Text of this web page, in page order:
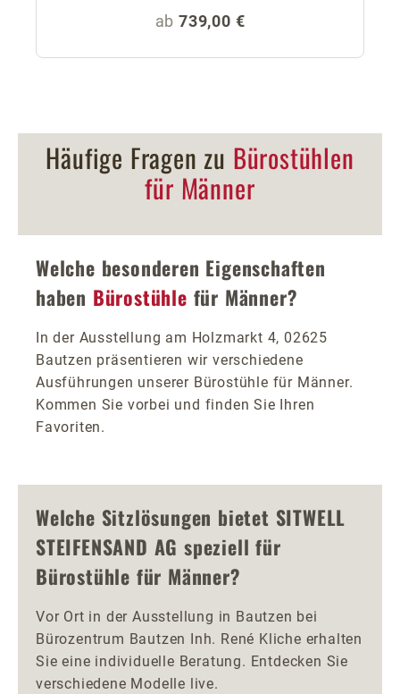
Regulärer Preis:
ab 739,00 €
Häufige Fragen zu Bürostühlen
für Männer
Welche besonderen Eigenschaften
haben Bürostühle für Männer?
In der Ausstellung am Holzmarkt 4, 02625
Bautzen präsentieren wir verschiedene
Ausführungen unserer Bürostühle für Männer.
Kommen Sie vorbei und finden Sie Ihren
Favoriten.
Welche Sitzlösungen bietet SITWELL
STEIFENSAND AG speziell für
Bürostühle für Männer?
Vor Ort in der Ausstellung in Bautzen bei
Bürozentrum Bautzen Inh. René Kliche erhalten
Sie eine individuelle Beratung. Entdecken Sie
verschiedene Modelle live.